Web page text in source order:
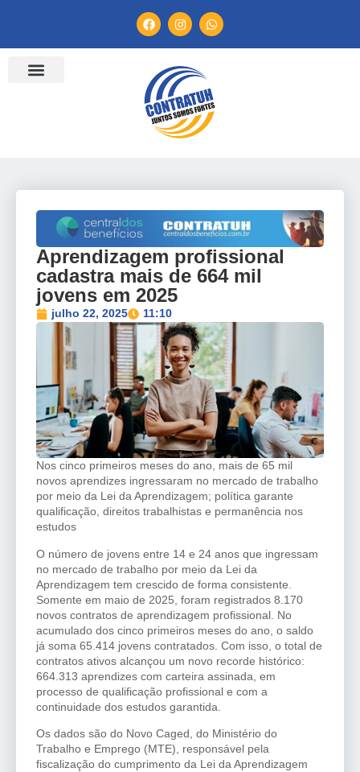
Aprendizagem profissional
cadastra mais de 664 mil
jovens em 2025
julho 22, 2025 11:10
Nos cinco primeiros meses do ano, mais de 65 mil
novos aprendizes ingressaram no mercado de trabalho
por meio da Lei da Aprendizagem; política garante
qualificação, direitos trabalhistas e permanência nos
estudos
O número de jovens entre 14 e 24 anos que ingressam
no mercado de trabalho por meio da Lei da
Aprendizagem tem crescido de forma consistente.
Somente em maio de 2025, foram registrados 8.170
novos contratos de aprendizagem profissional. No
acumulado dos cinco primeiros meses do ano, o saldo
já soma 65.414 jovens contratados. Com isso, o total de
contratos ativos alcançou um novo recorde histórico:
664.313 aprendizes com carteira assinada, em
processo de qualificação profissional e com a
continuidade dos estudos garantida.
Os dados são do Novo Caged, do Ministério do
Trabalho e Emprego (MTE), responsável pela
fiscalização do cumprimento da Lei da Aprendizagem